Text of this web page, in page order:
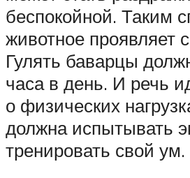
беспокойной. Таким
животное проявляет
Гулять баварцы
часа в день. И речь
о физических
должна испытывать
тренировать свой ум.